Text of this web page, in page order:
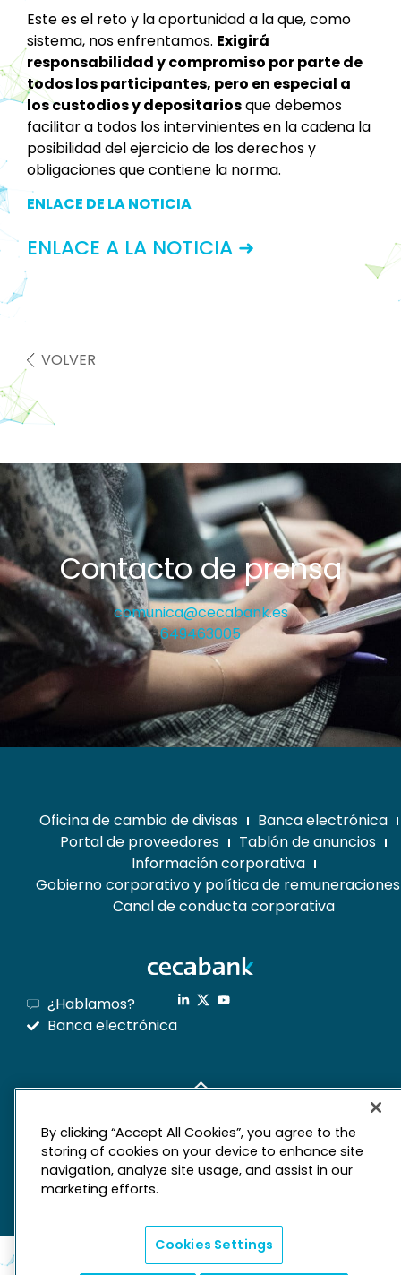
Este es el reto y la oportunidad a la que, como
sistema, nos enfrentamos. Exigirá
responsabilidad y compromiso por parte de
todos los participantes, pero en especial a
los custodios y depositariosque debemos
facilitar a todos los intervinientes en la cadena la
posibilidad del ejercicio de los derechos y
obligaciones que contiene la norma.
ENLACE DE LA NOTICIA
ENLACE A LA NOTICIA ➜
VOLVER
Contacto de prensa
comunica@cecabank.es
649463005
Oficina de cambio de divisas
Banca electrónica
Portal de proveedores
Tablón de anuncios
Información corporativa
Gobierno corporativo y política de remuneraciones
Canal de conducta corporativa
¿Hablamos?
Banca electrónica
Aviso legal
Derechos de privacidad
Política de cookies
By clicking “Accept All Cookies”, you agree to the
storing of cookies on your device to enhance site
navigation, analyze site usage, and assist in our
marketing efforts.
Cookies Settings